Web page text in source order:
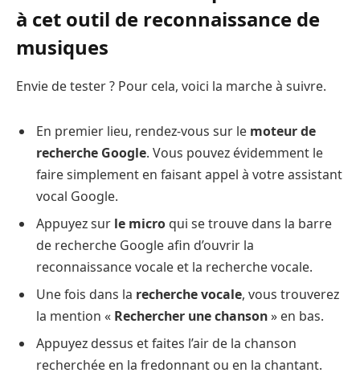
à cet outil de reconnaissance de
musiques
Envie de tester ? Pour cela, voici la marche à suivre.
En premier lieu, rendez-vous sur le moteur de
recherche Google. Vous pouvez évidemment le
faire simplement en faisant appel à votre assistant
vocal Google.
Appuyez sur le micro qui se trouve dans la barre
de recherche Google afin d’ouvrir la
reconnaissance vocale et la recherche vocale.
Une fois dans la recherche vocale, vous trouverez
la mention « Rechercher une chanson» en bas.
Appuyez dessus et faites l’air de la chanson
recherchée en la fredonnant ou en la chantant.